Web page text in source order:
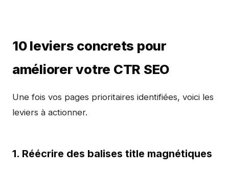
10 leviers concrets pour
améliorer votre CTR SEO
Une fois vos pages prioritaires identifiées, voici les
leviers à actionner.
1. Réécrire des balises title magnétiques